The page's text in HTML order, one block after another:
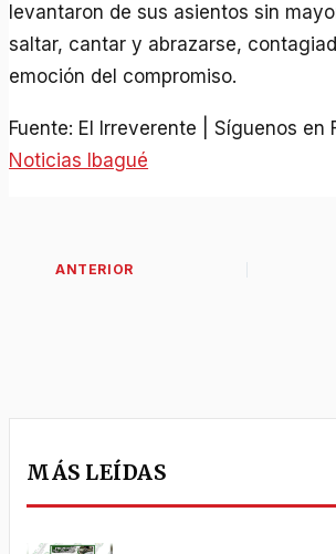
levantaron de sus asientos sin
saltar, cantar y abrazarse,
emoción del compromiso.
Fuente: El Irreverente | Síguenos en
Noticias Ibagué
MÁS LEÍDAS